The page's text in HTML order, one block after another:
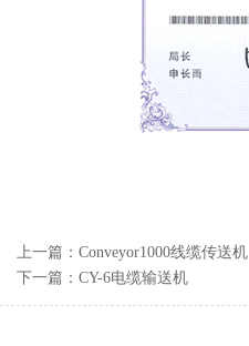
上一篇：Conveyor1000线缆传送机
下一篇：CY-6电缆输送机